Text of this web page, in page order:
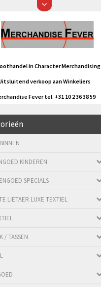
in Character Merchandising
verkoop aan Winkeliers
Fever tel. +31 10 2 36 38 59
KINDEREN
SPECIALS
LIETAER LUXE TEXTIEL
/ TASSEN